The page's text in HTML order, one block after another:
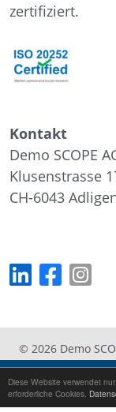
Diese Website verwendet
erforderliche Cookies.
zertifiziert.
Kontakt
Demo SCOPE
Klusenstrasse
CH-6043
© 2026 Demo